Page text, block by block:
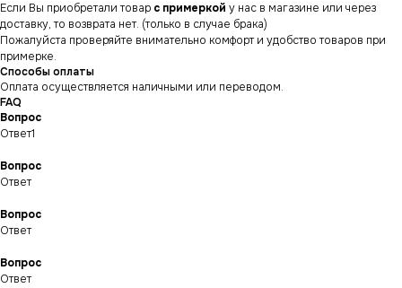
Если Вы приобретали товар с примеркой у нас в магазине или через
доставку, то возврата нет. (только в случае брака)
Пожалуйста проверяйте внимательно комфорт и удобство товаров при
примерке.
Способы оплаты
Оплата осуществляется наличными или переводом.
FAQ
Вопрос
Ответ1
Вопрос
Ответ
Вопрос
Ответ
Вопрос
Ответ
СНИКЕРСДИЛЕР
©СНИКЕРСДИЛЕР 2024-26.